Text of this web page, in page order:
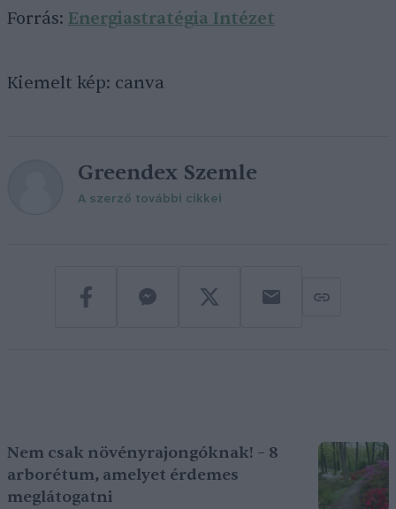
Forrás: Energiastratégia Intézet
Kiemelt kép: canva
Greendex Szemle
A szerző további cikkei
Nem csak növényrajongóknak! – 8
arborétum, amelyet érdemes
meglátogatni